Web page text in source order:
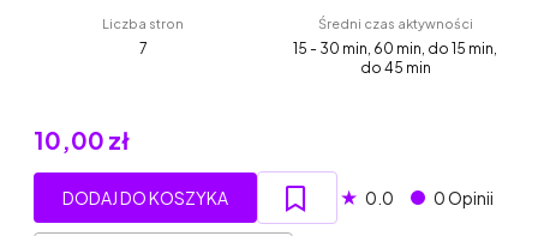
Liczba stron
7
Średni czas aktywności
15 - 30 min, 60 min, do 15 min,
do 45 min
10,00 zł
DODAJ DO KOSZYKA ★ 0.0 0 Opinii